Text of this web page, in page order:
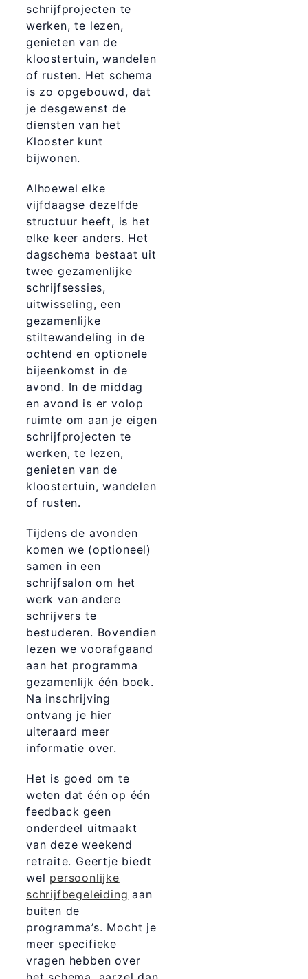
schrijfprojecten te
werken, te lezen,
genieten van de
kloostertuin, wandelen
of rusten. Het schema
is zo opgebouwd, dat
je desgewenst de
diensten van het
Klooster kunt
bijwonen.
Alhoewel elke
vijfdaagse dezelfde
structuur heeft, is het
elke keer anders. Het
dagschema bestaat uit
twee gezamenlijke
schrijfsessies,
uitwisseling, een
gezamenlijke
stiltewandeling in de
ochtend en optionele
bijeenkomst in de
avond. In de middag
en avond is er volop
ruimte om aan je eigen
schrijfprojecten te
werken, te lezen,
genieten van de
kloostertuin, wandelen
of rusten.
Tijdens de avonden
komen we (optioneel)
samen in een
schrijfsalon om het
werk van andere
schrijvers te
bestuderen. Bovendien
lezen we voorafgaand
aan het programma
gezamenlijk één boek.
Na inschrijving
ontvang je hier
uiteraard meer
informatie over.
Het is goed om te
weten dat één op één
feedback geen
onderdeel uitmaakt
van deze weekend
retraite. Geertje biedt
wel persoonlijke
schrijfbegeleiding aan
buiten de
programma’s. Mocht je
meer specifieke
vragen hebben over